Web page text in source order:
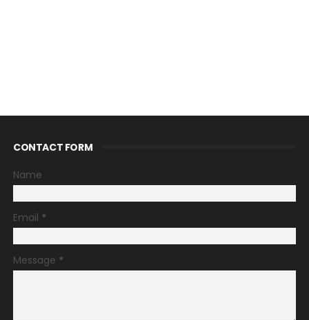
CONTACT FORM
Name
Email *
Message *